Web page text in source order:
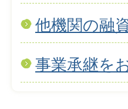
他機関の融
事業承継を